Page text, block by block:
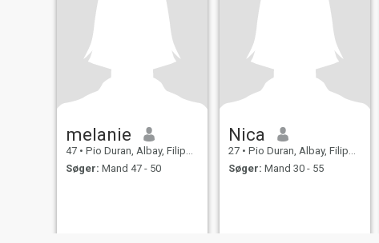
melanie
47 • Pio Duran, Albay, Filippinerne
Søger: Mand 47 - 50
Nica
27 • Pio Duran, Albay, Filippinerne
Søger: Mand 30 - 55